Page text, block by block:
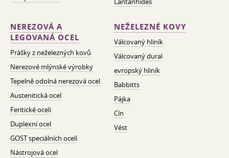
NEREZOVÁ A
LEGOVANÁ OCEL
Prášky z neželezných kovů
Nerezové mlýnské výrobky
Tepelně odolná nerezová ocel
Austenitická ocel
Feritické oceli
Duplexní ocel
GOST speciálních ocelí
Nástrojová ocel
NEŽELEZNÉ KOVY
Válcovaný hliník
Válcovaný dural
evropský hliník
Babbitts
Pájka
Cín
Vést